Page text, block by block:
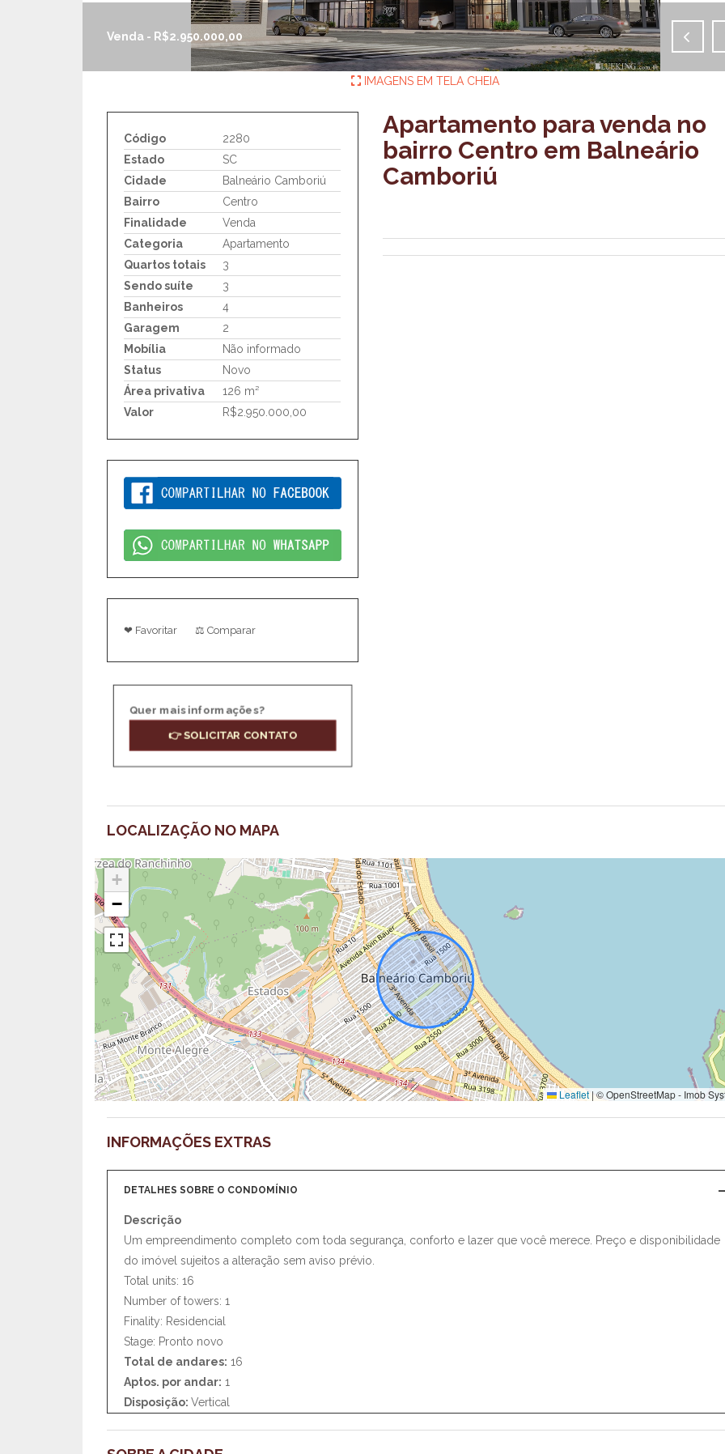
Venda - R$2.950.000,00
IMAGENS EM TELA CHEIA
Código
2280
Estado
SC
Cidade
Balneário Camboriú
Bairro
Centro
Finalidade
Venda
Categoria
Apartamento
Quartos totais
3
Sendo suíte
3
Banheiros
4
Garagem
2
Mobília
Não informado
Status
Novo
Área privativa
126 m²
Valor
R$2.950.000,00
❤ Favoritar ⚖ Comparar
Quer mais informações?
👉 SOLICITAR CONTATO
Apartamento para venda no
bairro Centro em Balneário
Camboriú
LOCALIZAÇÃO NO MAPA
+
−
Leaflet | © OpenStreetMap - Imob
INFORMAÇÕES EXTRAS
DETALHES SOBRE O CONDOMÍNIO
Descrição
Um empreendimento completo com toda segurança, conforto e lazer que você merece. Preço e disponibilidade
do imóvel sujeitos a alteração sem aviso prévio.
Total units: 16
Number of towers: 1
Finality: Residencial
Stage: Pronto novo
Total de andares: 16
Aptos. por andar: 1
Disposição: Vertical